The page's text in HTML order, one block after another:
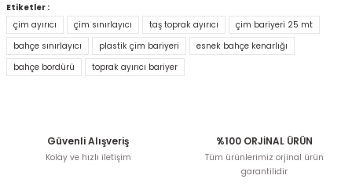
Yorum Yaz
Bu ürünün fiyat bilgisi, resim, ürün açıklamalarında ve
diğer konularda yetersiz gördüğünüz noktaları öneri
formunu kullanarak tarafımıza iletebilirsiniz.
Görüş ve önerileriniz için teşekkür ederiz.
Ürün bilgilerinde hatalar bulunuyor.
Ürün fiyatı diğer sitelerden daha pahalı.
Bu ürüne benzer farklı alternatifler olmalı.
Etiketler :
çim ayırıcı
çim sınırlayıcı taş toprak ayırıcı
çim bariyeri 25 mt
bahçe sınırlayıcı
plastik çim bariyeri
esnek bahçe kenarlığı
bahçe bordürü
toprak ayırıcı bariyer
Güvenli Alışveriş
Kolay ve hızlı iletişim
%100 ORJİNAL ÜRÜN
Tüm ürünlerimiz orjinal ürün
garantilidir